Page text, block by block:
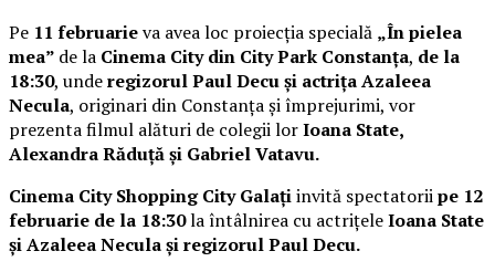
Pe 11 februarieva avea loc proiecția specială „În pielea
mea” de la Cinema City din City Park Constanța, de la
18:30, underegizorul Paul Decu și actrița Azaleea
Necula, originari din Constanța și împrejurimi, vor
prezenta filmul alături de colegii lorIoana State,
Alexandra Răduță și Gabriel Vatavu.
Cinema City Shopping City Galațiinvită spectatoriipe 12
februarie de la 18:30la întâlnirea cu actrițeleIoana State
și Azaleea Necula și regizorul Paul Decu.